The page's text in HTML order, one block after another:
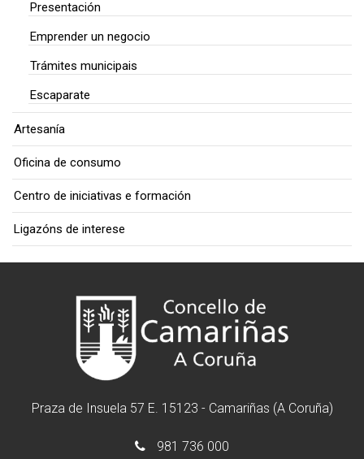
Presentación
Emprender un negocio
Trámites municipais
Escaparate
Artesanía
Oficina de consumo
Centro de iniciativas e formación
Ligazóns de interese
Praza de Insuela 57 E. 15123 - Camariñas (A Coruña)
981 736 000